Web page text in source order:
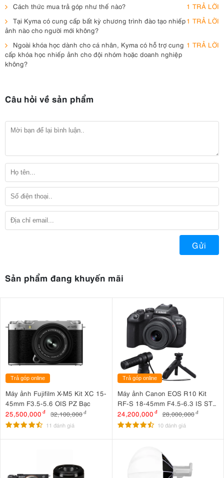
Cách thức mua trả góp như thế nào?
1 TRẢ LỜI
Tại Kyma có cung cấp bất kỳ chương trình đào tạo nhiếp
ảnh nào cho người mới không?
1 TRẢ LỜI
Ngoài khóa học dành cho cá nhân, Kyma có hỗ trợ cung
cấp khóa học nhiếp ảnh cho đội nhóm hoặc doanh nghiệp
không?
1 TRẢ LỜI
Câu hỏi về sản phẩm
Gửi
Sản phẩm đang khuyến mãi
Trả góp online
Máy ảnh Fujifilm X-M5 Kit XC 15-
45mm F3.5-5.6 OIS PZ Bạc
25,500,000 đ 32,100,000đ
11 đánh giá
Trả góp online
Máy ảnh Canon EOS R10 Kit
RF-S 18-45mm F4.5-6.3 IS STM
+ Microphone Canon DM-E100
+ Báng tay cầm Canon HG-
24,200,000 đ 28,000,000 đ
10 đánh giá